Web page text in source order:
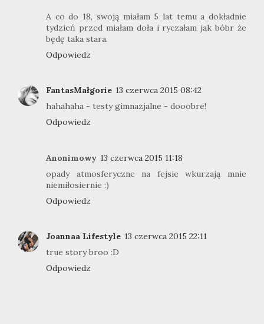
A co do 18, swoją miałam 5 lat temu a dokładnie
tydzień przed miałam doła i ryczałam jak bóbr że
będę taka stara.
Odpowiedz
FantasMałgorie 13 czerwca 2015 08:42
hahahaha - testy gimnazjalne - dooobre!
Odpowiedz
Anonimowy 13 czerwca 2015 11:18
opady atmosferyczne na fejsie wkurzają mnie
niemiłosiernie :)
Odpowiedz
Joannaa Lifestyle 13 czerwca 2015 22:11
true story broo :D
Odpowiedz